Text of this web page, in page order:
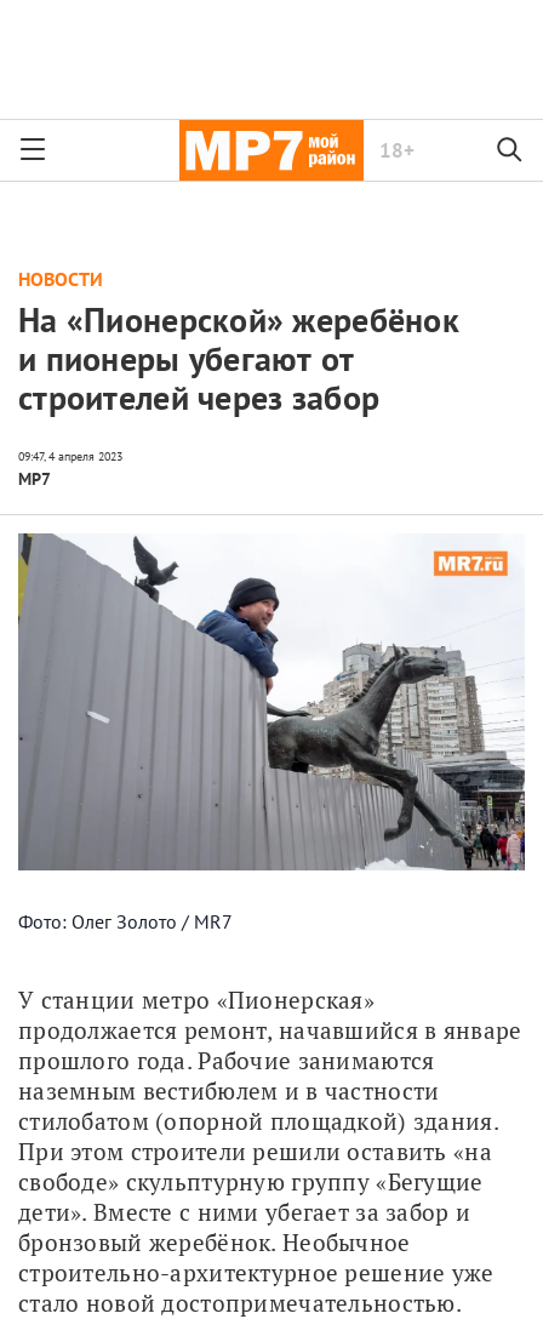
18+
НОВОСТИ
На «Пионерской» жеребёнок
и пионеры убегают от
строителей через забор
МР7
Фото: Олег Золото / MR7
У станции метро «Пионерская»
продолжается ремонт, начавшийся в январе
прошлого года. Рабочие занимаются
наземным вестибюлем и в частности
стилобатом (опорной площадкой) здания.
При этом строители решили оставить «на
свободе» скульптурную группу «Бегущие
дети». Вместе с ними убегает за забор и
бронзовый жеребёнок. Необычное
строительно-архитектурное решение уже
стало новой достопримечательностью.